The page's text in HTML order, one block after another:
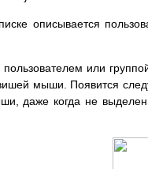
описывается
или
мыши. Появится
даже когда не